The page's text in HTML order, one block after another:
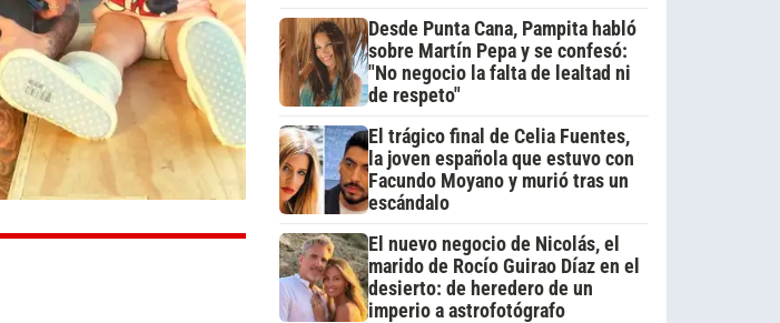
Desde Punta Cana, Pampita habló
sobre Martín Pepa y se confesó:
"No negocio la falta de lealtad ni
de respeto"
El trágico final de Celia Fuentes,
la joven española que estuvo con
Facundo Moyano y murió tras un
escándalo
El nuevo negocio de Nicolás, el
marido de Rocío Guirao Díaz en el
desierto: de heredero de un
imperio a astrofotógrafo